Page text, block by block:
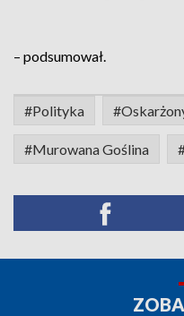
– podsumował.
#Polityka
#Murowana Goślina